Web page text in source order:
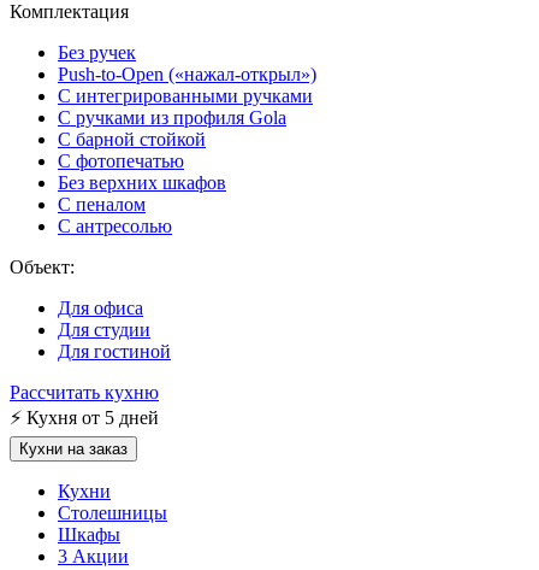
Комплектация
Без ручек
Push-to-Open («нажал-открыл»)
С интегрированными ручками
С ручками из профиля Gola
С барной стойкой
С фотопечатью
Без верхних шкафов
С пеналом
С антресолью
Объект:
Для офиса
Для студии
Для гостиной
Рассчитать кухню
⚡ Кухня от 5 дней
Кухни на заказ
Кухни
Столешницы
Шкафы
3 Акции